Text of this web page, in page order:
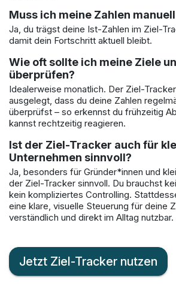
Muss ich meine Zahlen
Ja, du trägst deine Ist-Zahlen im Ziel-
damit dein Fortschritt aktuell bleibt.
Wie oft sollte ich meine Ziele
überprüfen?
Idealerweise monatlich. Der Ziel-
ausgelegt, dass du deine Zahlen
überprüfst – so erkennst du frühzeitig
kannst rechtzeitig reagieren.
Ist der Ziel-Tracker auch für
Unternehmen sinnvoll?
Ja, besonders für Gründer*innen und
der Ziel-Tracker sinnvoll. Du brauchst
kein kompliziertes Controlling.
eine klare, visuelle Steuerung für deine
verständlich und direkt im Alltag nutzbar.
Jetzt Ziel-Tracker nutzen